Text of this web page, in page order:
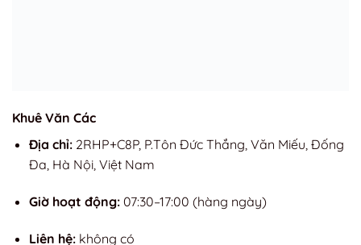
Khuê Văn Các
Địa chỉ: 2RHP+C8P, P.Tôn Đức Thắng, Văn Miếu, Đống
Đa, Hà Nội, Việt Nam
Giờ hoạt động: 07:30–17:00 (hàng ngày)
Liên hệ: không có